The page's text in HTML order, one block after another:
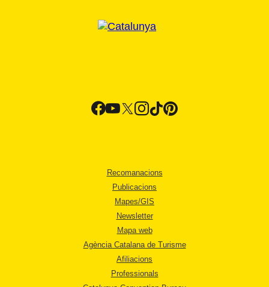
Recomanacions
Publicacions
Mapes/GIS
Newsletter
Mapa web
Agència Catalana de Turisme
Afiliacions
Professionals